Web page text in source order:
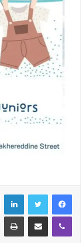
فيسبوك تويتر
ڤايبر مشاركة عبر البريد